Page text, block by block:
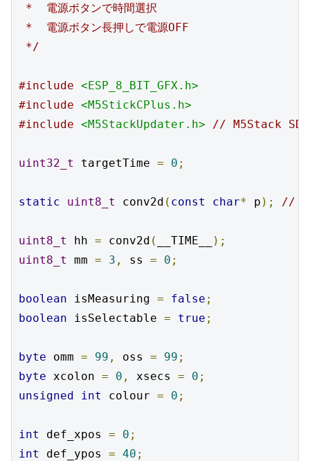
*  電源ボタンで時間選択
*  電源ボタン長押しで電源OFF
*/
#include <ESP_8_BIT_GFX.h>
#include <M5StickCPlus.h>
#include <M5StackUpdater.h> // M5Stack
uint32_t targetTime = 0 ;
static uint8_t conv2d ( const char* p ); //
uint8_t hh = conv2d ( __TIME__
);
uint8_t
mm = 3 , ss = 0 ;
boolean isMeasuring = false ;
boolean isSelectable = true ;
byte omm = 99 , oss = 99 ;
byte xcolon = 0 , xsecs = 0 ;
unsigned
int colour = 0 ;
int def_xpos = 0 ;
int
def_ypos = 40 ;